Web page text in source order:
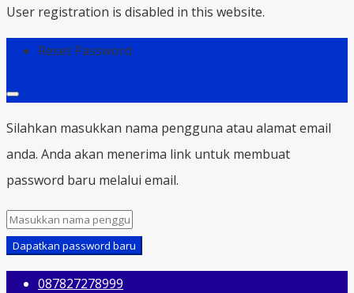
User registration is disabled in this website.
Reset Password
Silahkan masukkan nama pengguna atau alamat email
anda. Anda akan menerima link untuk membuat
password baru melalui email.
Dapatkan password baru
087827278999